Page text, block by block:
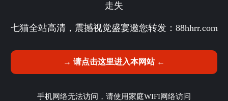
走失
七猫全站高清，震撼视觉盛宴邀您转发： 88hhrr.com
→ 请点击这里进入本网站 ←
手机网络无法访问，请使用家庭WIFI网络访问